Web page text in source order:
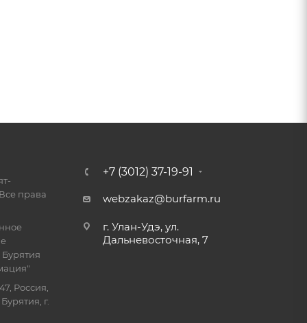
права
Россия,
г.
+7 (3012) 37-19-91
webzakaz@burfarm.ru
г. Улан-Удэ, ул.
Дальневосточная, 7